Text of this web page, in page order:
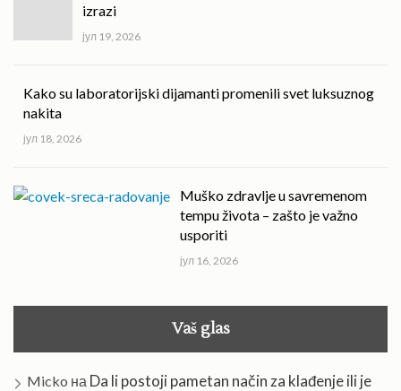
izrazi
јул 19, 2026
Kako su laboratorijski dijamanti promenili svet luksuznog
nakita
јул 18, 2026
Muško zdravlje u savremenom
tempu života – zašto je važno
usporiti
јул 16, 2026
Vaš glas
Micko на Da li postoji pametan način za klađenje ili je